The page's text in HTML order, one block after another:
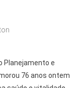
Planejamento e
76 anos ontem